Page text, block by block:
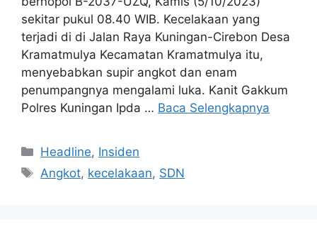
sekitar pukul 08.40 WIB. Kecelakaan yang
terjadi di di Jalan Raya Kuningan-Cirebon Desa
Kramatmulya Kecamatan Kramatmulya itu,
menyebabkan supir angkot dan enam
penumpangnya mengalami luka. Kanit Gakkum
Polres Kuningan Ipda … Baca Selengkapnya
Kategori
Headline, Insiden
Tag
Angkot, kecelakaan, SDN